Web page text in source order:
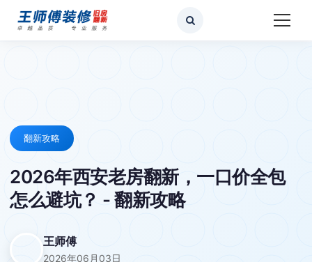
翻新攻略
2026年西安老房翻新，一口价全包
怎么避坑？ - 翻新攻略
王师傅
2026年06月03日